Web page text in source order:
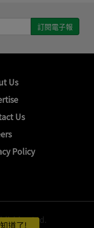
Us
Us
Policy
Ltd.
道了!